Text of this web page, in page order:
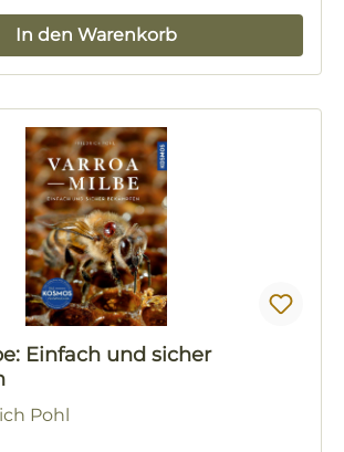
In den Warenkorb
Einfach und sicher
Pohl